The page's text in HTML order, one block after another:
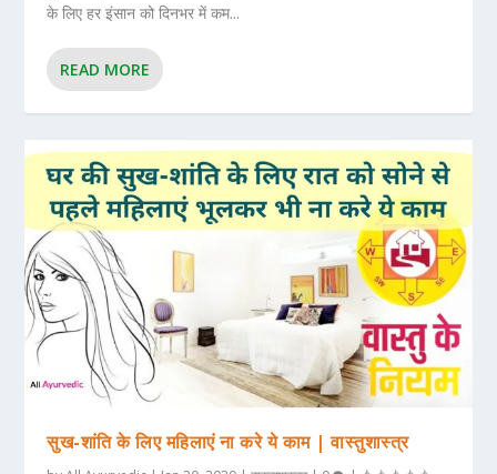
के लिए हर इंसान को दिनभर में कम...
READ MORE
सुख-शांति के लिए महिलाएं ना करे ये काम | वास्तुशास्त्र